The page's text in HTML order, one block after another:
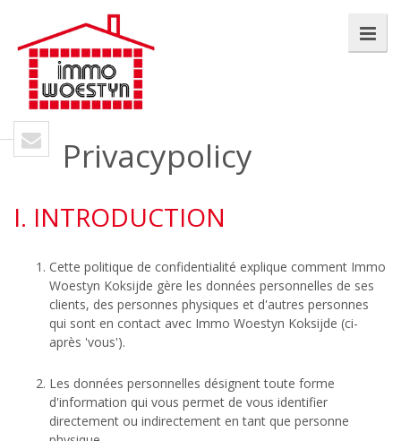
Privacypolicy
I. INTRODUCTION
Cette politique de confidentialité explique comment Immo
Woestyn Koksijde gère les données personnelles de ses
clients, des personnes physiques et d'autres personnes
qui sont en contact avec Immo Woestyn Koksijde (ci-
après 'vous').
Les données personnelles désignent toute forme
d'information qui vous permet de vous identifier
directement ou indirectement en tant que personne